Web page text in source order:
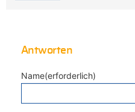
Antworten
Name(erforderlich)